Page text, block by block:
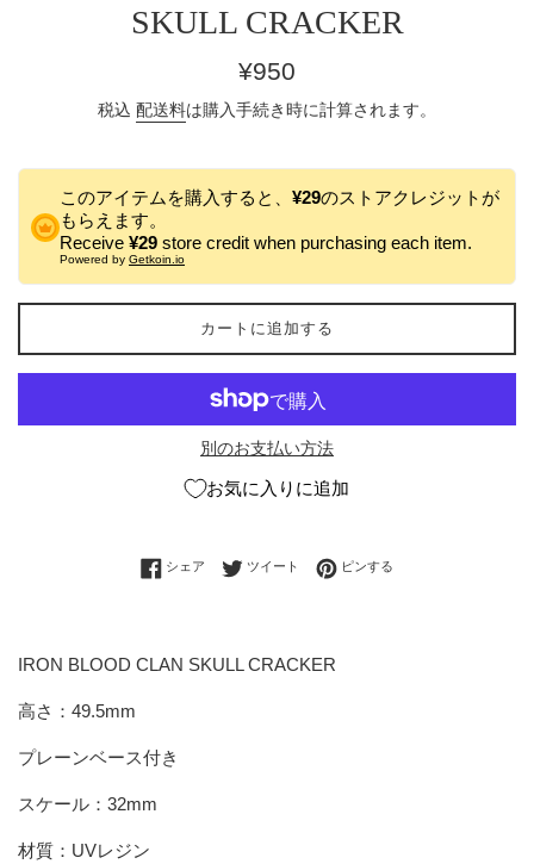
SKULL CRACKER
通
価
¥950
税込 配送料は購入手続き時に計算されます。
このアイテムを購入すると、 ¥29のストアクレジットが
もらえます。
Receive ¥29 store credit when purchasing each item.
Powered by Getkoin.io
カートに追加する
別のお支払い方法
お気に入りに追加
シェア Facebookでシェアする
ツイート Twitterに投稿する
ピンする
IRON BLOOD CLAN SKULL CRACKER
高さ：49.5mm
プレーンベース付き
スケール：32mm
材質：UVレジン